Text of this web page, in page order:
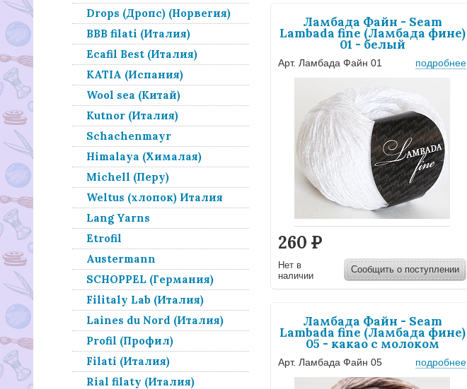
Drops (Дропс) (Норвегия)
BBB filati (Италия)
Ecafil Best (Италия)
KATIA (Испания)
Wool sea (Китай)
Kutnor (Италия)
Schachenmayr
Himalaya (Хималая)
Michell (Перу)
Weltus (хлопок) Италия
Lang Yarns
Etrofil
Austermann
SCHOPPEL (Германия)
Filitaly Lab (Италия)
Laines du Nord (Италия)
Profil (Профил)
Filati (Италия)
Rial filaty (Италия)
Ламбада Файн - Seam
Lambada fine (Ламбада фине)
01 - белый
Арт. Ламбада Файн 01 подробнее
260 Р
Нет в
наличии
Сообщить о поступлении
Ламбада Файн - Seam
Lambada fine (Ламбада фине)
05 - какао с молоком
Арт. Ламбада Файн 05 подробнее